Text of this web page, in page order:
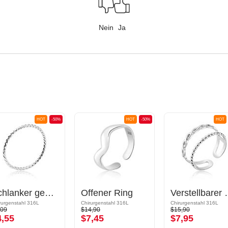
Nein Ja
-50%
HOT
Schlanker gewundener Ring
316L
-50%
HOT
Offener Ring
Chirurgenstahl 316L
$14,90
$7,45
HOT
Chirurgenstahl 316L
$15,90
$7,95